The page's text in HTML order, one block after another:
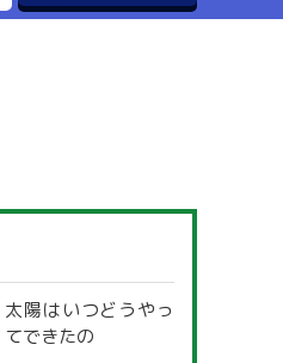
太陽はいつどうやっ
てできたの